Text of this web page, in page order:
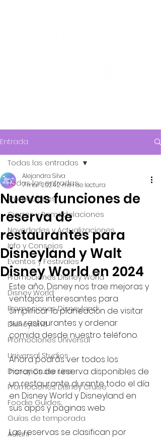
Entrada
Todas las entradas
Promociones
Cierres y Remodelaciones
Novedades y Actualizaciones
Info y Consejos
Eventos y Festivales
Promociones Disney World
Disney World
Promociones Disneyland
Disneyland
Promociones Universal
Universal Studios
Disney Cruise Line
Promociones Disney Cruise
Foodie Guides
Guías de temporada
Aulani
Todas las entradas
Nuevas funciones de
reserva de
restaurantes para
Disneyland y Walt
Disney World en 2024
Alejandra Silva
7 mar 20242 min de lectura
Este año, Disney nos trae mejoras y
ventajas interesantes para
simplificar la planeación de visitar
sus restaurantes y ordenar
comida desde nuestro teléfono.
Ahora podrás ver todos los
horarios de reserva disponibles de
un restaurante durante todo el día
en Disney World y Disneyland en
sus apps y páginas web.
Las reservas se clasifican por